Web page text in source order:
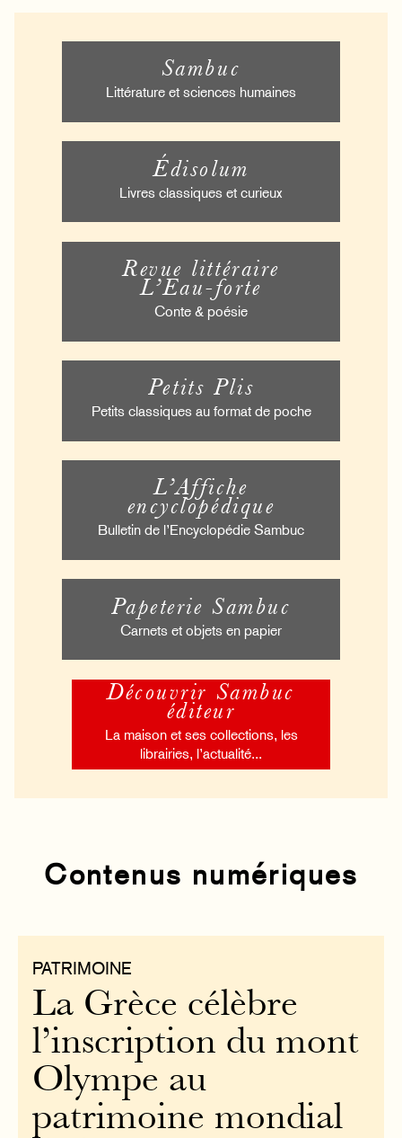
Sambuc
Littérature et sciences humaines
Édisolum
Livres classiques et curieux
Revue littéraire
L’Eau-forte
Conte & poésie
Petits Plis
Petits classiques au format de poche
L’Affiche
encyclopédique
Bulletin de l’Encyclopédie Sambuc
Papeterie Sambuc
Carnets et objets en papier
Découvrir Sambuc
éditeur
La maison et ses collections, les
librairies, l’actualité...
Contenus numériques
PATRIMOINE
La Grèce célèbre
l’inscription du mont
Olympe au
patrimoine mondial